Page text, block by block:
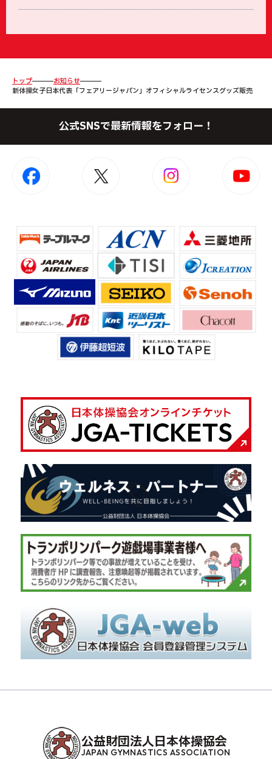
トップ
お知らせ
新体操女子日本代表「フェアリージャパン」オフィシャルライセンスグッズ販売
公式SNSで最新情報をフォロー！
公益財団法人日本体操協会
JAPAN GYMNASTICS ASSOCIATION